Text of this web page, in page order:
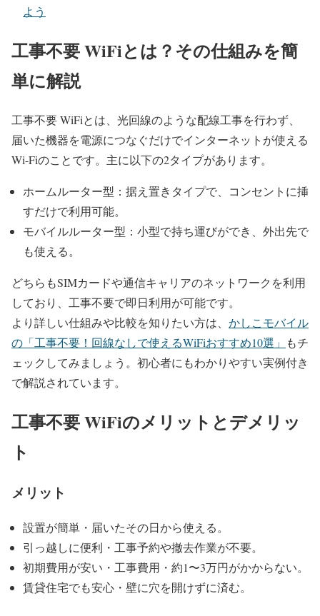
よう
工事不要 WiFiとは？その仕組みを簡
単に解説
工事不要 WiFiとは、光回線のような配線工事を行わず、
届いた機器を電源につなぐだけでインターネットが使える
Wi-Fiのことです。主に以下の2タイプがあります。
ホームルーター型：据え置きタイプで、コンセントに挿
すだけで利用可能。
モバイルルーター型：小型で持ち運びができ、外出先で
も使える。
どちらもSIMカードや通信キャリアのネットワークを利用
しており、工事不要で即日利用が可能です。
より詳しい仕組みや比較を知りたい方は、 かしこモバイル
の「工事不要！回線なしで使えるWiFiおすすめ10選」 もチ
ェックしてみましょう。初心者にもわかりやすい実例付き
で解説されています。
工事不要 WiFiのメリットとデメリッ
ト
メリット
設置が簡単・届いたその日から使える。
引っ越しに便利・工事予約や撤去作業が不要。
初期費用が安い・工事費用・約1〜3万円がかからない。
賃貸住宅でも安心・壁に穴を開けずに済む。